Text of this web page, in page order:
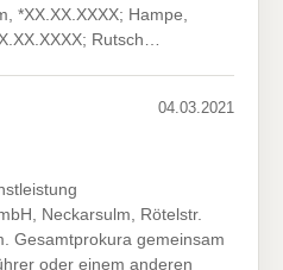
*XX.XX.XXXX; Hampe,
Rutsch…
04.03.2021
Neckarsulm, Rötelstr.
Gesamtprokura gemeinsam
oder einem anderen